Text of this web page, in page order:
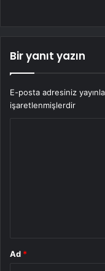
Bir yanıt yazın
E-posta adresiniz
işaretlenmişlerdir
Ad *